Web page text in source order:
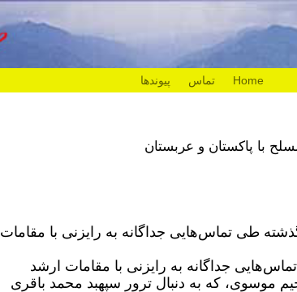
Home تماس پیوندها
با پاکستان و عربستان
طی تماس‌هایی جداگانه به رایزنی با مقامات
جداگانه به رایزنی با مقامات ارشد
موسوی، که به دنبال ترور سپهبد محمد باقری